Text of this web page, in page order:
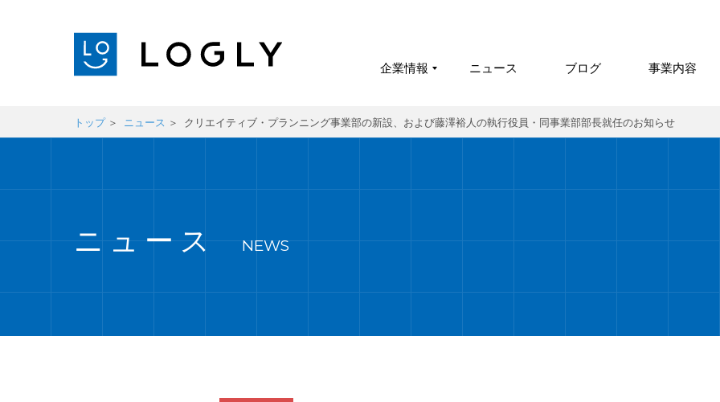
企業情報 ニュース ブログ 事業内容
トップ ニュース クリエイティブ・プランニング事業部の新設、および藤澤裕人の執行役員・同事業部部長就任のお知らせ
ニュース NEWS